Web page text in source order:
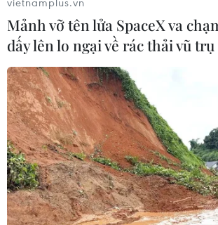
Ngoại trưởng Tillerson: Quan
ở mức thấp và ngày càng xấu
14/06/2017 04:00
Mảnh vỡ tên lửa SpaceX va
dấy lên lo ngại về rác thải vũ trụ